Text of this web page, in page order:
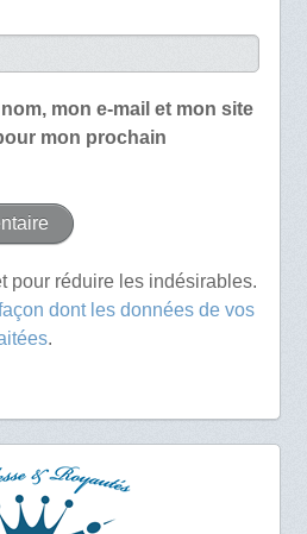
mon e-mail et mon site
mon prochain
pour réduire les indésirables.
dont les données de vos
.